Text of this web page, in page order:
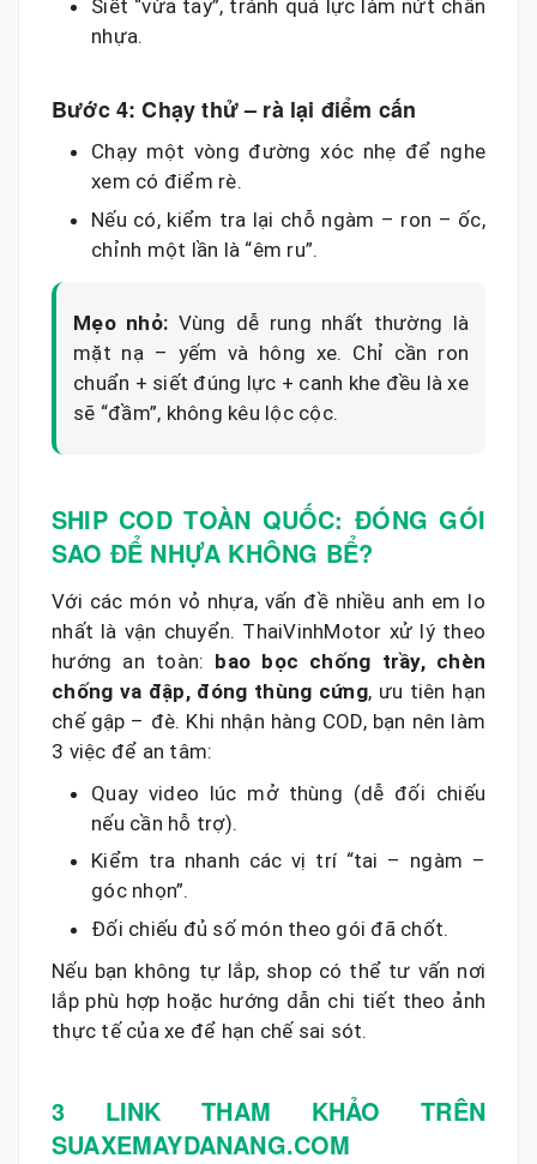
Siết “vừa tay”, tránh quá lực làm nứt chân
nhựa.
Bước 4: Chạy thử – rà lại điểm cấn
Chạy một vòng đường xóc nhẹ để nghe
xem có điểm rè.
Nếu có, kiểm tra lại chỗ ngàm – ron – ốc,
chỉnh một lần là “êm ru”.
Mẹo nhỏ: Vùng dễ rung nhất thường là
mặt nạ – yếm và hông xe. Chỉ cần ron
chuẩn + siết đúng lực + canh khe đều là xe
sẽ “đầm”, không kêu lộc cộc.
SHIP COD TOÀN QUỐC: ĐÓNG GÓI
SAO ĐỂ NHỰA KHÔNG BỂ?
Với các món vỏ nhựa, vấn đề nhiều anh em lo
nhất là vận chuyển. ThaiVinhMotor xử lý theo
hướng an toàn: bao bọc chống trầy, chèn
chống va đập, đóng thùng cứng, ưu tiên hạn
chế gập – đè. Khi nhận hàng COD, bạn nên làm
3 việc để an tâm:
Quay video lúc mở thùng (dễ đối chiếu
nếu cần hỗ trợ).
Kiểm tra nhanh các vị trí “tai – ngàm –
góc nhọn”.
Đối chiếu đủ số món theo gói đã chốt.
Nếu bạn không tự lắp, shop có thể tư vấn nơi
lắp phù hợp hoặc hướng dẫn chi tiết theo ảnh
thực tế của xe để hạn chế sai sót.
3 LINK THAM KHẢO TRÊN
SUAXEMAYDANANG.COM